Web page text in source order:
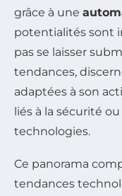
grâce à une
potentialités sont
pas se laisser
tendances,
adaptées à son
liés à la sécurité
technologies.
Ce panorama
tendances